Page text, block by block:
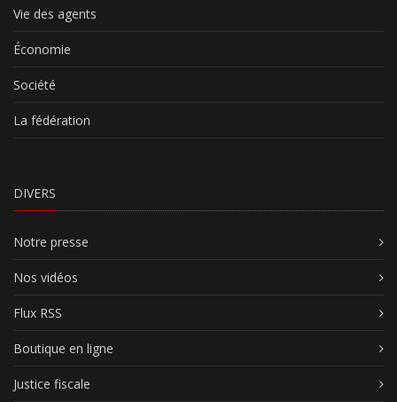
Vie des agents
Économie
Société
La fédération
DIVERS
Notre presse
Nos vidéos
Flux RSS
Boutique en ligne
Justice fiscale